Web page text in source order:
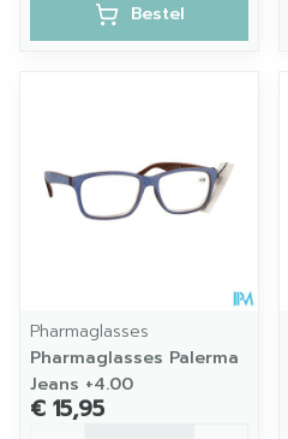
Bestel
Pharmaglasses
Pharmaglasses Palerma
Jeans +4.00
€ 15,95